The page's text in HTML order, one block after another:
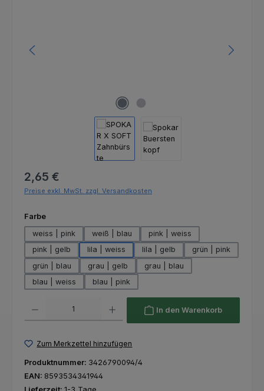
Regulärer Preis:
2,65 €
Preise exkl. MwSt. zzgl. Versandkosten
Farbeauswählen
weiss | pink
weiß | blau
pink | weiss
pink | gelb
lila | weiss lila | gelb
grün | pink
grün | blau
grau | gelb
grau | blau
blau | weiss
blau | pink
In den Warenkorb
Zum Merkzettel hinzufügen
Produktnummer: 3426790094/4
EAN: 8593534341944